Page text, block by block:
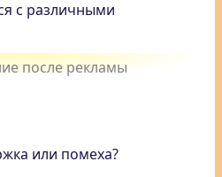
с различными
или помеха?